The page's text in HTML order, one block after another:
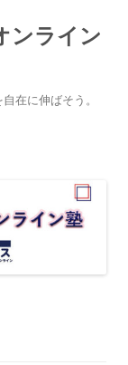
ライン
在に伸ばそう。